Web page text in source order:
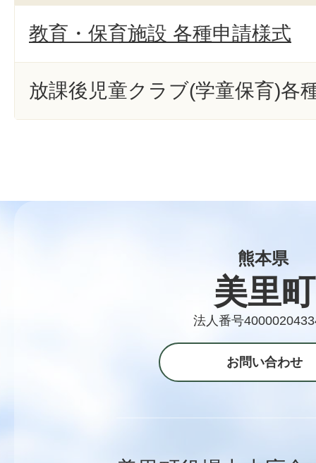
教育・保育施設 各種申請様式
放課後児童クラブ(学童保育)各
熊本県
美里町
法人番号
お問い合わせ